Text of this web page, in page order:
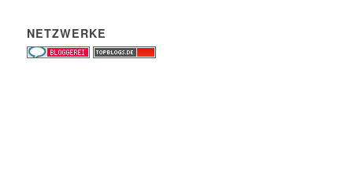
NETZWERKE